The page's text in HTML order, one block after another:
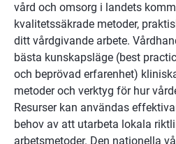
vård och omsorg i landets
kvalitetssäkrade metoder,
ditt vårdgivande arbete.
bästa kunskapsläge (best
och beprövad erfarenhet)
metoder och verktyg för hur
Resurser kan användas
behov av att utarbeta lokala
arbetsmetoder. Den nationella